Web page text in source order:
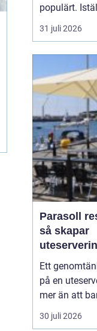
populärt.
låta
låda kan de
passar stilen
bär med sig
N&au...
31 juli 2026
Parasoll
så skapar
känsla året
Ett
på en
mer än att
skugga. Det
länge
30 juli 2026